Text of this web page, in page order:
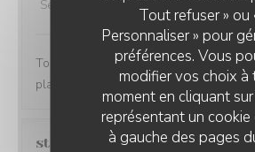
Tout refuser » ou
Personnaliser » pour
préférences. Vous
modifier vos choix à
moment en cliquant
représentant un cookie
à gauche des pages
Service
/5 Ambiance :5 Cuisine: 5/5
Toujours excellent chez Pierre et son
plats, cadre magnifique, service au top
stephanie M